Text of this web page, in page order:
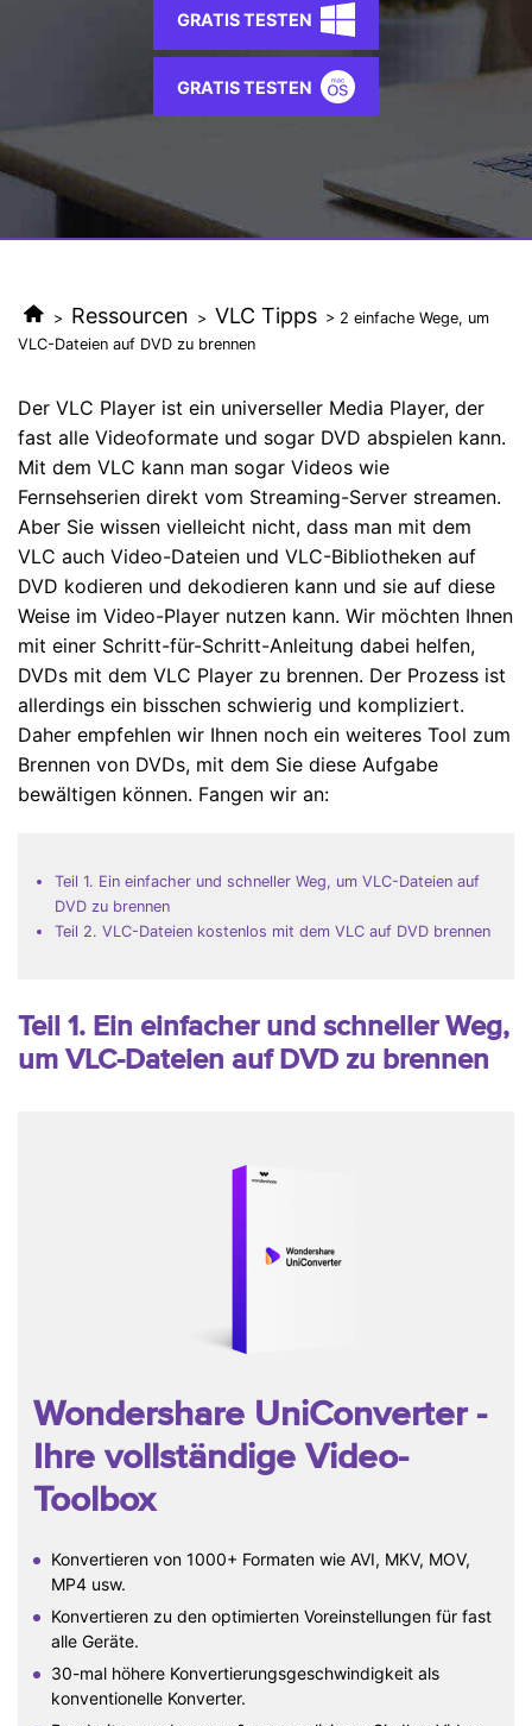
KI-Porträt
Ändern Sie den Videohintergrund
mit KI.
AI
Videoformat
Kameranutzer
Eine vollständige Liste der unterstützten Formate, Geräte
Die neuesten Produktnachrichten und Updates.
Ihr bester Video Converter
Anmelden
Suche
GRATIS TESTEN
GRATIS TESTEN
> Ressourcen > VLC Tipps > 2 einfache Wege, um
VLC-Dateien auf DVD zu brennen
Der VLC Player ist ein universeller Media Player, der
fast alle Videoformate und sogar DVD abspielen kann.
Mit dem VLC kann man sogar Videos wie
Fernsehserien direkt vom Streaming-Server streamen.
Aber Sie wissen vielleicht nicht, dass man mit dem
VLC auch Video-Dateien und VLC-Bibliotheken auf
DVD kodieren und dekodieren kann und sie auf diese
Weise im Video-Player nutzen kann. Wir möchten Ihnen
mit einer Schritt-für-Schritt-Anleitung dabei helfen,
DVDs mit dem VLC Player zu brennen. Der Prozess ist
allerdings ein bisschen schwierig und kompliziert.
Daher empfehlen wir Ihnen noch ein weiteres Tool zum
Brennen von DVDs, mit dem Sie diese Aufgabe
bewältigen können. Fangen wir an:
Teil 1. Ein einfacher und schneller Weg, um VLC-Dateien auf
DVD zu brennen
Teil 2. VLC-Dateien kostenlos mit dem VLC auf DVD brennen
Teil 1. Ein einfacher und schneller Weg,
um VLC-Dateien auf DVD zu brennen
Wondershare UniConverter -
Ihre vollständige Video-
Toolbox
Konvertieren von 1000+ Formaten wie AVI, MKV, MOV,
MP4 usw.
Konvertieren zu den optimierten Voreinstellungen für fast
alle Geräte.
30-mal höhere Konvertierungsgeschwindigkeit als
konventionelle Konverter.